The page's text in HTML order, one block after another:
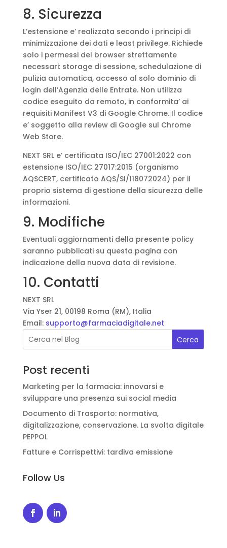
8. Sicurezza
L’estensione e’ realizzata secondo i principi di
minimizzazione dei dati e least privilege. Richiede
solo i permessi del browser strettamente
necessari: storage di sessione, schedulazione di
pulizia automatica, accesso al solo dominio di
login dell’Agenzia delle Entrate. Non utilizza
codice eseguito da remoto, in conformita’ ai
requisiti Manifest V3 di Google Chrome. Il codice
e’ soggetto alla review di Google sul Chrome
Web Store.
NEXT SRL e’ certificata ISO/IEC 27001:2022 con
estensione ISO/IEC 27017:2015 (organismo
AQSCERT, certificato AQS/SI/118072024) per il
proprio sistema di gestione della sicurezza delle
informazioni.
9. Modifiche
Eventuali aggiornamenti della presente policy
saranno pubblicati su questa pagina con
indicazione della nuova data di revisione.
10. Contatti
NEXT SRL
Via Yser 21, 00198 Roma (RM), Italia
Email: supporto@farmaciadigitale.net
Cerca
Post recenti
Marketing per la farmacia: innovarsi e
sviluppare una presenza sui social media
Documento di Trasporto: normativa,
digitalizzazione, conservazione. La svolta digitale
PEPPOL
Fatture e Corrispettivi: tardiva emissione
Follow Us